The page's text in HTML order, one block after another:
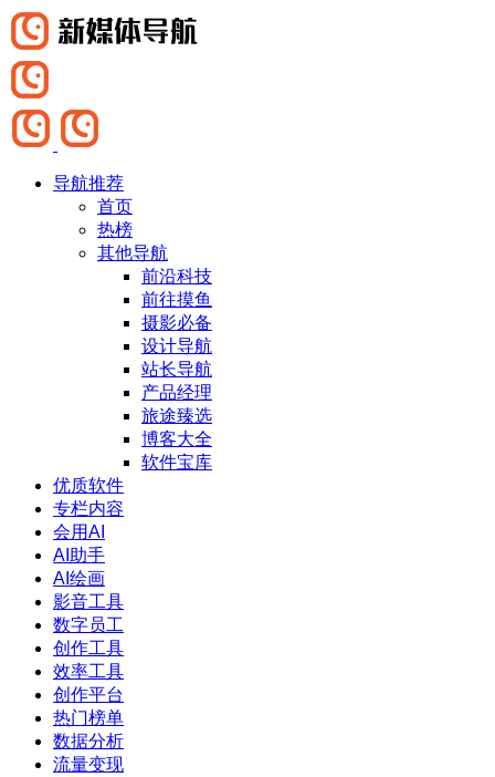
导航推荐
首页
热榜
其他导航
前沿科技
前往摸鱼
摄影必备
设计导航
站长导航
产品经理
旅途臻选
博客大全
软件宝库
优质软件
专栏内容
会用AI
AI助手
AI绘画
影音工具
数字员工
创作工具
效率工具
创作平台
热门榜单
数据分析
流量变现